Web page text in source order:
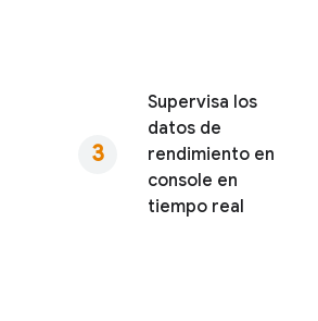
Supervisa los
datos de
rendimiento en
console en
tiempo real